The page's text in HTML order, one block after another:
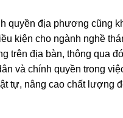
quyền địa phương cũng
kiện cho ngành nghề
trên địa bàn, thông qua
và chính quyền trong
tự, nâng cao chất lượng